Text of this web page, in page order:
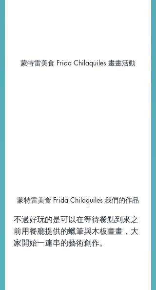
蒙特雷美食 Frida Chilaquiles 畫畫活動
蒙特雷美食 Frida Chilaquiles 我們的作品
不過好玩的是可以在等待餐點到來之
前用餐廳提供的蠟筆與木板畫畫，大
家開始一連串的藝術創作。